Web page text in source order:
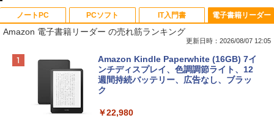
ノートPC
Apple 2026 MacBook Neo A18 Proチッ
プ搭載13インチノートブック：AIとAppl
e Intelligence、Liquid Retinaディスプ
レイ、8GBメモリ、512GB SSD、1080p
ィゴ + 3年延長 AppleCare+ for 13インチ
PCソフト
Robloxギフトカード - 800 Robux 【限
定バーチャルアイテムを含む】 【オンラ
インゲームコード】 ロブロックス | オン
ラインコード版
￥1,300
IT入門書
生成AIパスポート公式テキスト 第４版
￥1,766
電子書籍リーダー
Amazon 電子書籍リーダー の売れ筋ランキング
更新日時：2026/08/07 12:05
Amazon Kindle Paperwhite (16GB) 7イ
ンチディスプレイ、色調調節ライト、12
週間持続バッテリー、広告なし、ブラッ
ク
￥22,980